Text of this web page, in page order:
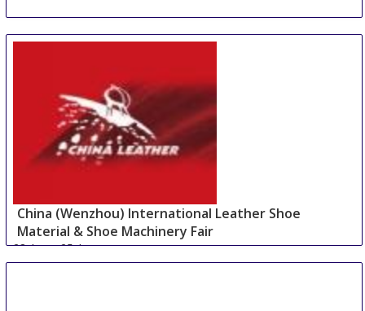
China (Wenzhou) International Leather Shoe
Material & Shoe Machinery Fair
23 Aug-25 Aug
Wenzhou area